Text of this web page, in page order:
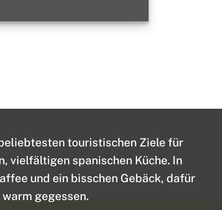
touristischen Ziele für
vielfältigen spanischen Küche. In
und ein bisschen Gebäck, dafür
gegessen.